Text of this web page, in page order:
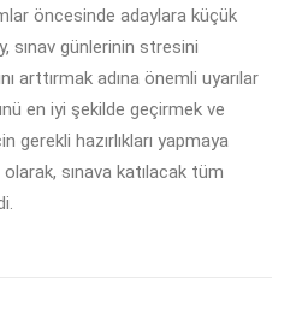
öncesinde adaylara küçük
sınav günlerinin stresini
arttırmak adına önemli uyarılar
en iyi şekilde geçirmek ve
gerekli hazırlıkları yapmaya
sınava katılacak tüm